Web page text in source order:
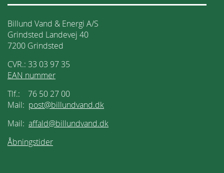
Billund Vand & Energi A/S
Grindsted Landevej 40
7200 Grindsted
CVR.: 33 03 97 35
EAN nummer
Tlf.: 76 50 27 00
Mail: post@billundvand.dk
Mail: affald@billundvand.dk
Åbningstider